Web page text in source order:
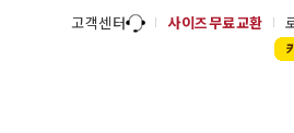
고객센터 사이즈무료교환